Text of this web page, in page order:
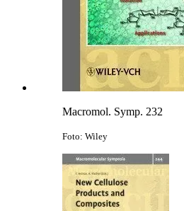
Macromol. Symp. 232
Foto: Wiley